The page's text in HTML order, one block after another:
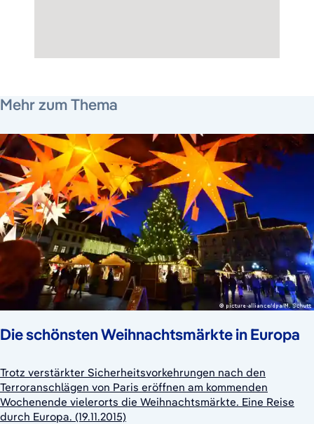
Mehr zum Thema
Die schönsten Weihnachtsmärkte in Europa
Trotz verstärkter Sicherheitsvorkehrungen nach den
Terroranschlägen von Paris eröffnen am kommenden
Wochenende vielerorts die Weihnachtsmärkte. Eine Reise
durch Europa. (19.11.2015)
19. November 2015
19. November 2015